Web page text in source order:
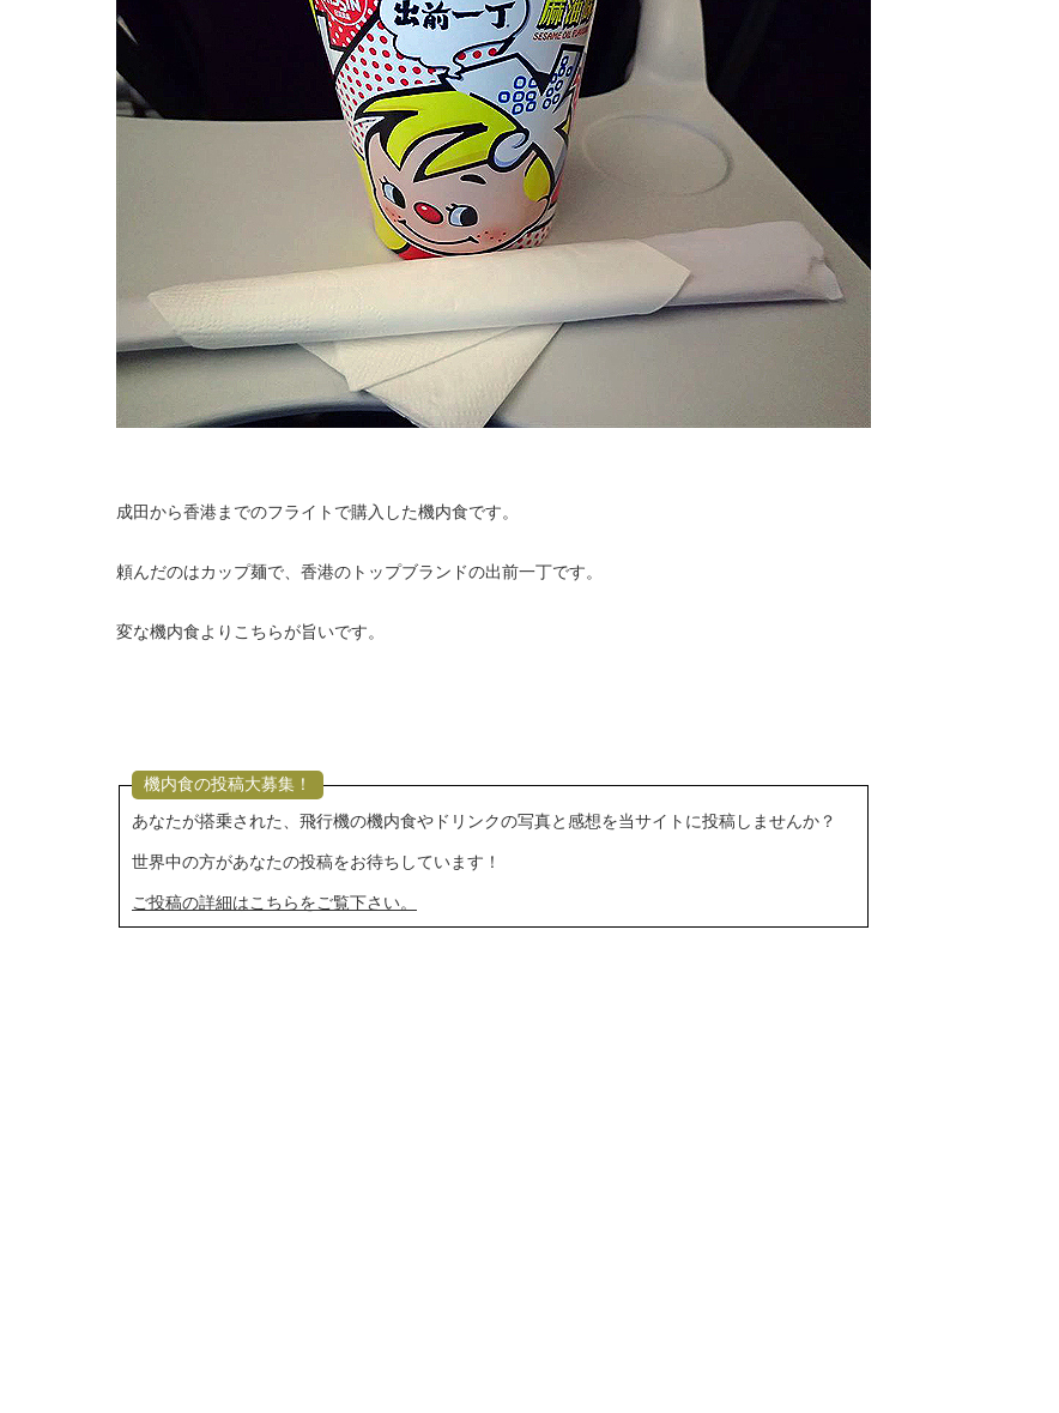
成田から香港までのフライトで購入した機内食です。
頼んだのはカップ麺で、香港のトップブランドの出前一丁です。
変な機内食よりこちらが旨いです。
機内食の投稿大募集！
あなたが搭乗された、飛行機の機内食やドリンクの写真と感想を当サイトに投稿しませんか？
世界中の方があなたの投稿をお待ちしています！
ご投稿の詳細はこちらをご覧下さい。